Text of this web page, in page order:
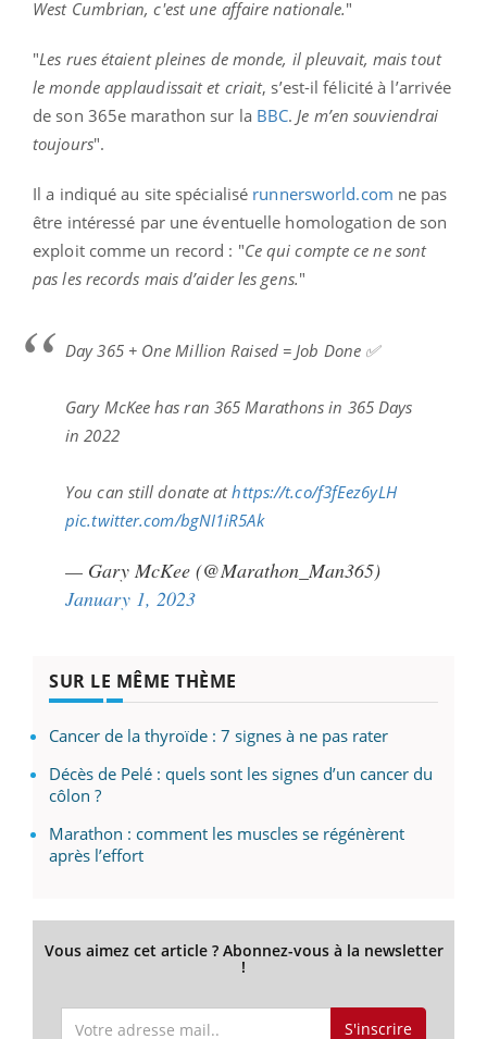
West Cumbrian, c'est une affaire nationale."
"Les rues étaient pleines de monde, il pleuvait, mais tout
le monde applaudissait et criait, s’est-il félicité à l’arrivée
de son 365e marathon sur la BBC. Je m’en souviendrai
toujours".
Il a indiqué au site spécialisé runnersworld.com ne pas
être intéressé par une éventuelle homologation de son
exploit comme un record : "Ce qui compte ce ne sont
pas les records mais d’aider les gens."
Day 365 + One Million Raised = Job Done ✅️
Gary McKee has ran 365 Marathons in 365 Days
in 2022
You can still donate athttps://t.co/f3fEez6yLH
pic.twitter.com/bgNI1iR5Ak
— Gary McKee (@Marathon_Man365)
January 1, 2023
SUR LE MÊME THÈME
Cancer de la thyroïde : 7 signes à ne pas rater
Décès de Pelé : quels sont les signes d’un cancer du
côlon ?
Marathon : comment les muscles se régénèrent
après l’effort
Vous aimez cet article ? Abonnez-vous à la newsletter
!
S'inscrire